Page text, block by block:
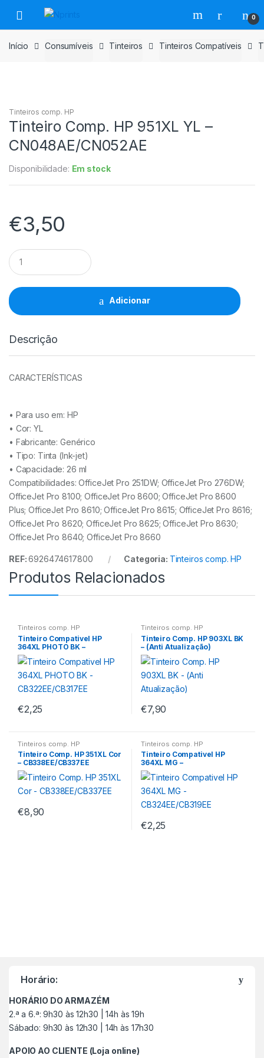
para
navegação
para
o
conteúdo
0
Início Consumíveis Tinteiros Tinteiros Compatíveis
Tinteiros comp. HP
Tinteiro Comp. HP 951XL YL –
CN048AE/CN052AE
Disponibilidade: Em stock
€3,50
Tinteiro
Comp.
HP
951XL
YL
-
CN048AE/CN052AE
Adicionar
Descrição
CARACTERÍSTICAS
• Para uso em: HP
• Cor: YL
• Fabricante:Genérico
• Tipo: Tinta (Ink-jet)
• Capacidade: 26 ml
Compatibilidades: OfficeJet Pro 251DW; OfficeJet Pro 276DW;
OfficeJet Pro 8100; OfficeJet Pro 8600; OfficeJet Pro 8600
Plus; OfficeJet Pro 8610; OfficeJet Pro 8615; OfficeJet Pro 8616;
OfficeJet Pro 8620; OfficeJet Pro 8625; OfficeJet Pro 8630;
OfficeJet Pro 8640; OfficeJet Pro 8660
REF:6926474617800 Categoria: Tinteiros comp. HP
Produtos Relacionados
Tinteiros comp. HP
Tinteiro Compativel HP
364XL PHOTO BK –
CB322EE/CB317EE
€2,25
Tinteiros comp. HP
Tinteiro Comp. HP 903XL BK
– (Anti Atualização)
€7,90
Tinteiros comp. HP
Tinteiro Comp. HP 351XL Cor
– CB338EE/CB337EE
€8,90
Tinteiros comp. HP
Tinteiro Compativel HP
364XL MG –
CB324EE/CB319EE
€2,25
Horário:
HORÁRIO DO ARMAZÉM
2.ª a 6.ª: 9h30 às 12h30 | 14h às 19h
Sábado: 9h30 às 12h30 | 14h às 17h30
APOIO AO CLIENTE (Loja online)